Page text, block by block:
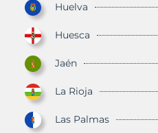
Huelva
Huesca
Jaén
La Rioja
Las Palmas